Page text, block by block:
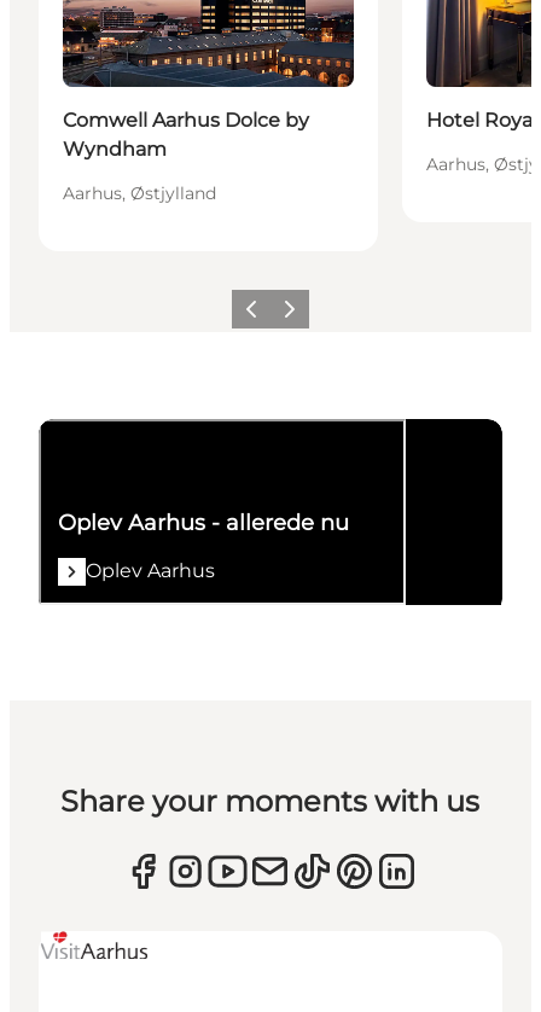
Bæredygtige oplevelser
Comwell Aarhus Dolce by
Wyndham
Aarhus, Østjylland
Hotel Royal
Aarhus,
ForrigeNæste
Oplev Aarhus
Oplev Aarhus - allerede nu
Oplev Aarhus
Share your moments with us